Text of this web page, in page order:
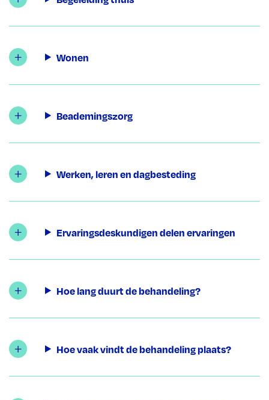
Wonen
Beademingszorg
Werken, leren en dagbesteding
Ervaringsdeskundigen delen ervaringen
Hoe lang duurt de behandeling?
Hoe vaak vindt de behandeling plaats?